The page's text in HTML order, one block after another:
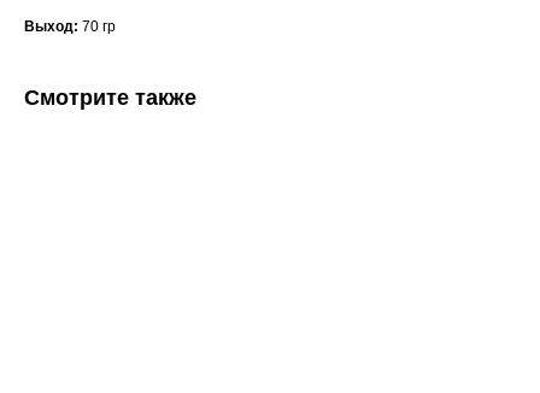
Выход: 70 гр
Смотрите также